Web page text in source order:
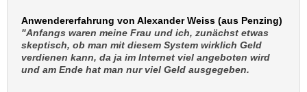
Anwendererfahrung von Alexander Weiss (aus Penzing)
"Anfangs waren meine Frau und ich, zunächst etwas
skeptisch, ob man mit diesem System wirklich Geld
verdienen kann, da ja im Internet viel angeboten wird
und am Ende hat man nur viel Geld ausgegeben.